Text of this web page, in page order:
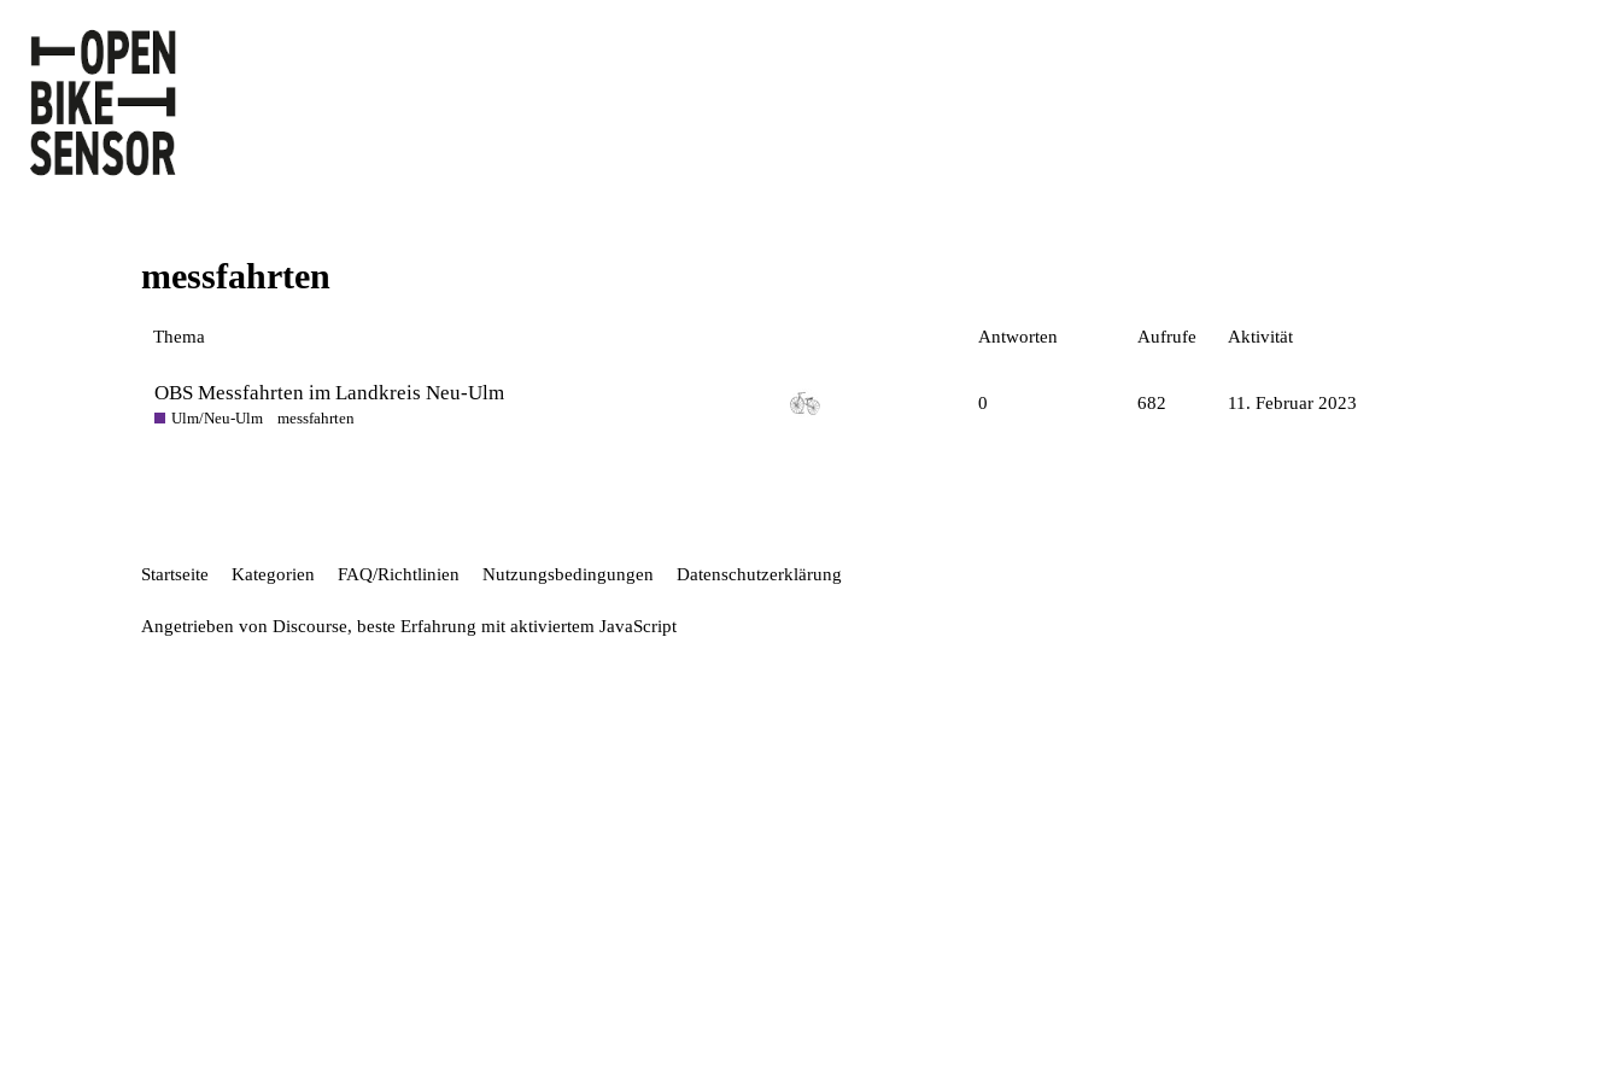
messfahrten
Thema Antworten Aufrufe Aktivität
OBS Messfahrten im Landkreis Neu-Ulm
Ulm/Neu-Ulm messfahrten
0 682 11. Februar 2023
Startseite Kategorien FAQ/Richtlinien Nutzungsbedingungen Datenschutzerklärung
Angetrieben von Discourse, beste Erfahrung mit aktiviertem JavaScript